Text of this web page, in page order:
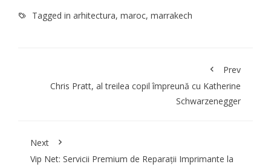
Tagged in arhitectura, maroc, marrakech
Prev
Chris Pratt, al treilea copil împreună cu Katherine
Schwarzenegger
Next
Vip Net: Servicii Premium de Reparații Imprimante la